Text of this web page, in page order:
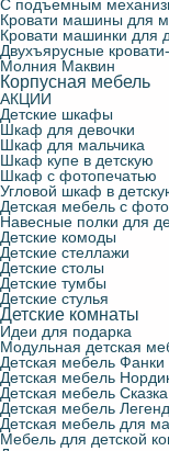
С подъемным
Кровати машины для
Кровати машинки для
Двухъярусные
Молния Маквин
Корпусная мебель
АКЦИИ
Детские шкафы
Шкаф для девочки
Шкаф для мальчика
Шкаф купе в детскую
Шкаф с фотопечатью
Угловой шкаф в
Детская мебель с
Навесные полки для
Детские комоды
Детские стеллажи
Детские столы
Детские тумбы
Детские стулья
Детские комнаты
Идеи для подарка
Модульная детская
Детская мебель Фанки
Детская мебель
Детская мебель Сказка
Детская мебель
Детская мебель для
Мебель для детской